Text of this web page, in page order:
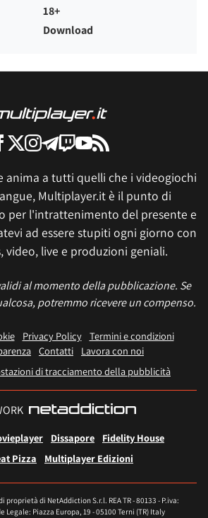
18+
Download
anima a tutti quelli che i videogiochi
Multiplayer.it è il punto di
per l'intrattenimento del presente e
ad essere stupiti ogni giorno con
video, live e produzioni geniali.
al momento della pubblicazione. Se
potremmo ricevere un compenso.
Privacy Policy
Termini e condizioni
Contatti
Lavora con noi
di tracciamento della pubblicità
Dissapore
Fidelity House
Pizza
Multiplayer Edizioni
di NetAddiction S.r.l. REA TR - 80133 - P.iva:
Legale: Piazza Europa, 19 - 05100 Terni (TR) Italy